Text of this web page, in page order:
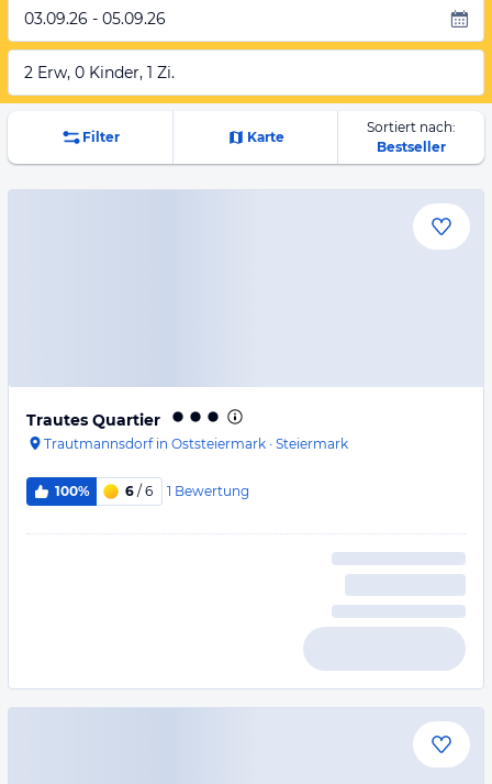
03.09.26 - 05.09.26
2 Erw, 0 Kinder, 1 Zi.
Filter Karte
Sortiert nach:
Bestseller
Trautes Quartier
Trautmannsdorf in Oststeiermark · Steiermark
100% 6 / 6 1 Bewertung